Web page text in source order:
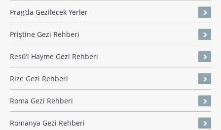
Prag’da Gezilecek Yerler
Priştine Gezi Rehberi
Resü’l Hayme Gezi Rehberi
Rize Gezi Rehberi
Roma Gezi Rehberi
Romanya Gezi Rehberi